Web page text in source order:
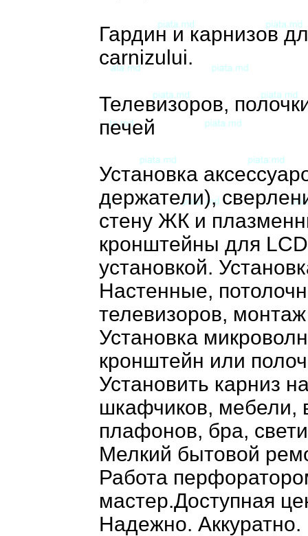
Гардин и карнизов
carnizului.
Телевизоров,
печей
Установка
держатели),
стену ЖК и
кронштейны для
установкой.
Настенные,
телевизоров,
Установка
кронштейн или
Установить карниз
шкафчиков, мебели,
плафонов, бра,
Мелкий бытовой
Работа
мастер.Доступная
Надежно. Аккуратно.